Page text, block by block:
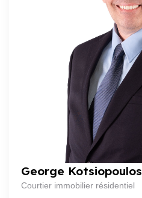
George Kotsiopoulos
Courtier immobilier résidentiel